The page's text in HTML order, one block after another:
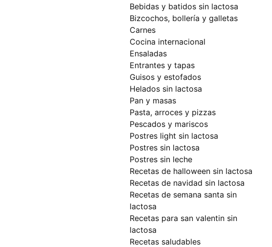
bebidas y batidos sin lactosa
bizcochos, bollería y galletas
carnes
cocina internacional
ensaladas
entrantes y tapas
guisos y estofados
helados sin lactosa
pan y masas
pasta, arroces y pizzas
pescados y mariscos
postres light sin lactosa
postres sin lactosa
postres sin leche
recetas de halloween sin lactosa
recetas de navidad sin lactosa
recetas de semana santa sin
lactosa
recetas para san valentin sin
lactosa
recetas saludables